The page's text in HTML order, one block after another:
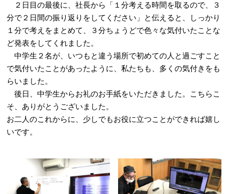
２日目の最後に、社長から「１分考える時間を取るので、３
分で２日間の振り返りをしてください」と伝えると、しっかり
１分で考えをまとめて、３分ちょうどで色々な気付いたことな
ど発表をしてくれました。
中学生２名が、いつもと違う場所で初めての人と過ごすこと
で気付いたことがあったように、私たちも、多くの気付きをも
らいました。
後日、中学生からお礼のお手紙をいただきました。こちらこ
そ、ありがとうございました。
お二人のこれからに、少しでもお役に立つことができれば嬉し
いです。